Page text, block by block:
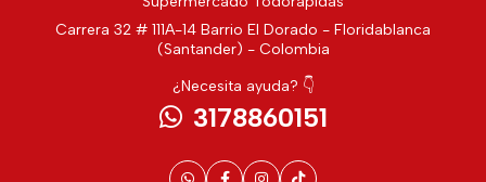
Carrera 32 # 111A-14 Barrio El Dorado - Floridablanca
(Santander) - Colombia
¿Necesita ayuda? 👇
3178860151